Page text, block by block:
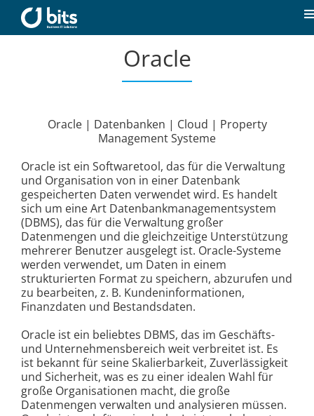
Inhalt
springen
Unsere Kompetenzen
Karriere
Über uns
Kontakt
Oracle
Oracle | Datenbanken | Cloud | Property
Management Systeme
Oracle ist ein Softwaretool, das für die Verwaltung
und Organisation von in einer Datenbank
gespeicherten Daten verwendet wird. Es handelt
sich um eine Art Datenbankmanagementsystem
(DBMS), das für die Verwaltung großer
Datenmengen und die gleichzeitige Unterstützung
mehrerer Benutzer ausgelegt ist. Oracle-Systeme
werden verwendet, um Daten in einem
strukturierten Format zu speichern, abzurufen und
zu bearbeiten, z. B. Kundeninformationen,
Finanzdaten und Bestandsdaten.
Oracle ist ein beliebtes DBMS, das im Geschäfts-
und Unternehmensbereich weit verbreitet ist. Es
ist bekannt für seine Skalierbarkeit, Zuverlässigkeit
und Sicherheit, was es zu einer idealen Wahl für
große Organisationen macht, die große
Datenmengen verwalten und analysieren müssen.